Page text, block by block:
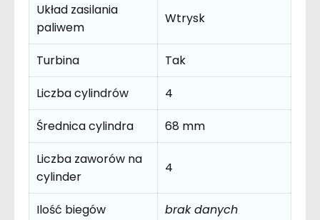
Układ zasilania
paliwem
Wtrysk
Turbina
Tak
Liczba cylindrów
4
Średnica cylindra
68 mm
Liczba zaworów na
cylinder
4
Ilość biegów
brak danych